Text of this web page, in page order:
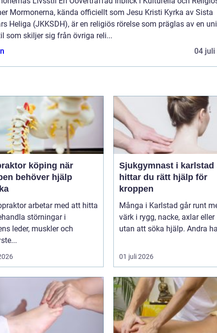
Mormonerna, kända officiellt som Jesu Kristi Kyrka av Sista
Heliga (JKKSDH), är en religiös rörelse som präglas av en
som skiljer sig från övriga reli...
04 juli
köping när
behöver hjälp
arbetar med att hitta
störningar i
leder, muskler och
Sjukgymnast i karlstad så
hittar du rätt hjälp för
kroppen
Många i Karlstad går runt
värk i rygg, nacke, axlar
utan att söka hjälp. Andra
01 juli 2026